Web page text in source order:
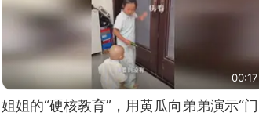
00:17
姐姐的“硬核教育”，用黄瓜向弟弟演示“门